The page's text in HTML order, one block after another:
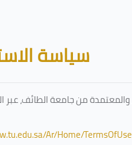
سياسة
Ar/Home/TermsOfUse